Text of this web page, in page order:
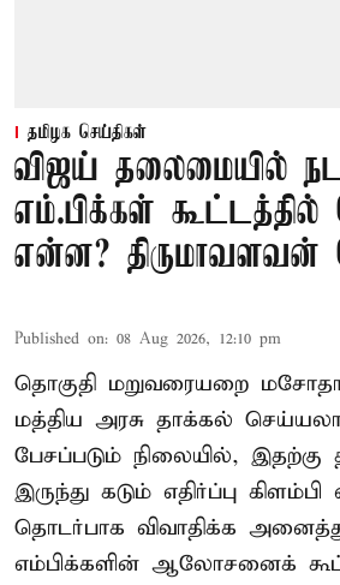
தமிழக செய்திகள்
விஜய் தலைமையில்
எம்.பிக்கள் கூட்டத்தில்
என்ன? திருமாவளவன்
Published on: 08 Aug 2026, 12:10 pm
தொகுதி மறுவரையறை
மத்திய அரசு தாக்கல்
பேசப்படும் நிலையில், இதற்கு
இருந்து கடும் எதிர்ப்பு கிளம்பி
தொடர்பாக விவாதிக்க
எம்பிக்களின் ஆலோசனைக்